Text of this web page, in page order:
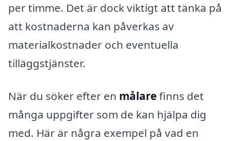
per timme. Det är dock viktigt att tänka på
att kostnaderna kan påverkas av
materialkostnader och eventuella
tilläggstjänster.
När du söker efter en målarefinns det
många uppgifter som de kan hjälpa dig
med. Här är några exempel på vad en